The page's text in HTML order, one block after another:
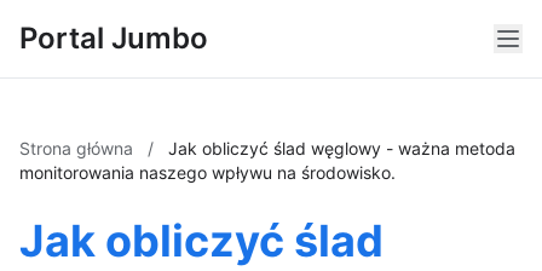
Portal Jumbo
Strona główna /
Jak obliczyć ślad węglowy - ważna metoda
monitorowania naszego wpływu na środowisko.
Jak obliczyć ślad